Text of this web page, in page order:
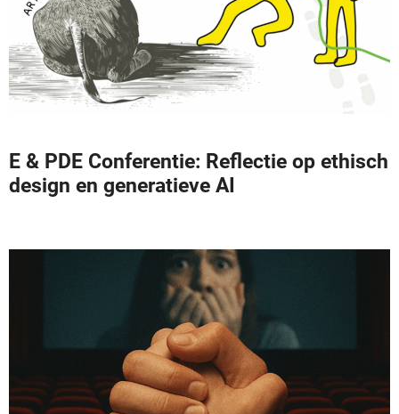
E & PDE Conferentie: Reflectie op ethisch
design en generatieve AI